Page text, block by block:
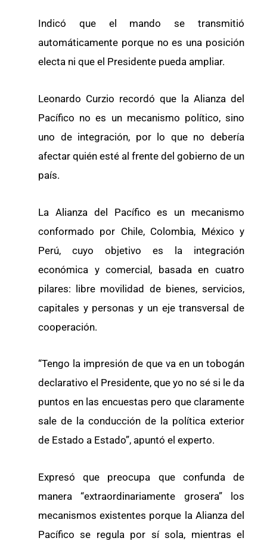
Indicó que el mando se transmitió
automáticamente porque no es una posición
electa ni que el Presidente pueda ampliar.
Leonardo Curzio recordó que la Alianza del
Pacífico no es un mecanismo político, sino
uno de integración, por lo que no debería
afectar quién esté al frente del gobierno de un
país.
La Alianza del Pacífico es un mecanismo
conformado por Chile, Colombia, México y
Perú, cuyo objetivo es la integración
económica y comercial, basada en cuatro
pilares: libre movilidad de bienes, servicios,
capitales y personas y un eje transversal de
cooperación.
“Tengo la impresión de que va en un tobogán
declarativo el Presidente, que yo no sé si le da
puntos en las encuestas pero que claramente
sale de la conducción de la política exterior
de Estado a Estado”, apuntó el experto.
Expresó que preocupa que confunda de
manera “extraordinariamente grosera” los
mecanismos existentes porque la Alianza del
Pacífico se regula por sí sola, mientras el